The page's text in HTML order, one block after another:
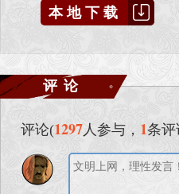
1.修正上一版本不能输入自定
2.增加地图属性选项
3.增加 点击地图列表可显示地
本地下载
评论
评论(1297 人参与， 1条评